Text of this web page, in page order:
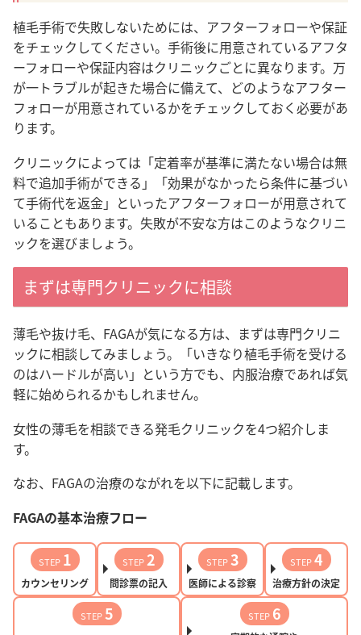
植毛手術で失敗しないためには、アフターフォローや保証
をチェックしてください。手術後に用意されているアフタ
ーフォローや保証内容はクリニックごとに異なります。万
が一トラブルが起きた場合に備えて、どのようなアフター
フォローが用意されているかをチェックしておく必要があ
ります。
クリニックによっては「定着率が基準に満たない場合は無
料で追加手術ができる」「効果がなかったら条件に基づい
て手術代を返金」といったアフターフォローが用意されて
いることもあります。失敗が不安な方はこのようなクリニ
ックを選びましょう。
まずは専門クリニックに相談
薄毛や抜け毛、FAGAが気になる方は、まずは専門クリニ
ックに相談してみましょう。「いきなり植毛手術を受ける
のはハードルが高い」という方でも、内服治療であれば気
軽に始められるかもしれません。
女性の薄毛を相談できる発毛クリニックを4つ紹介しま
す。
なお、FAGAの治療のながれを以下に記載します。
FAGAの基本治療フロー
STEP 1
カウンセリング
STEP 2
問診票の記入
STEP 3
医師による診察
STEP 4
治療方針の決定
STEP 5 STEP 6